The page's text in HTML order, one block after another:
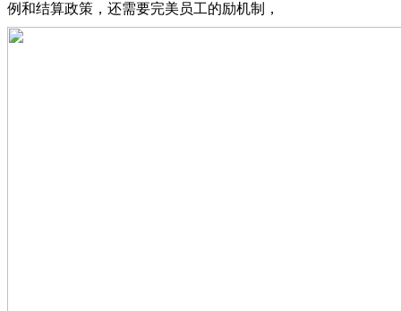
例和结算政策，还需要完美员工的励机制，